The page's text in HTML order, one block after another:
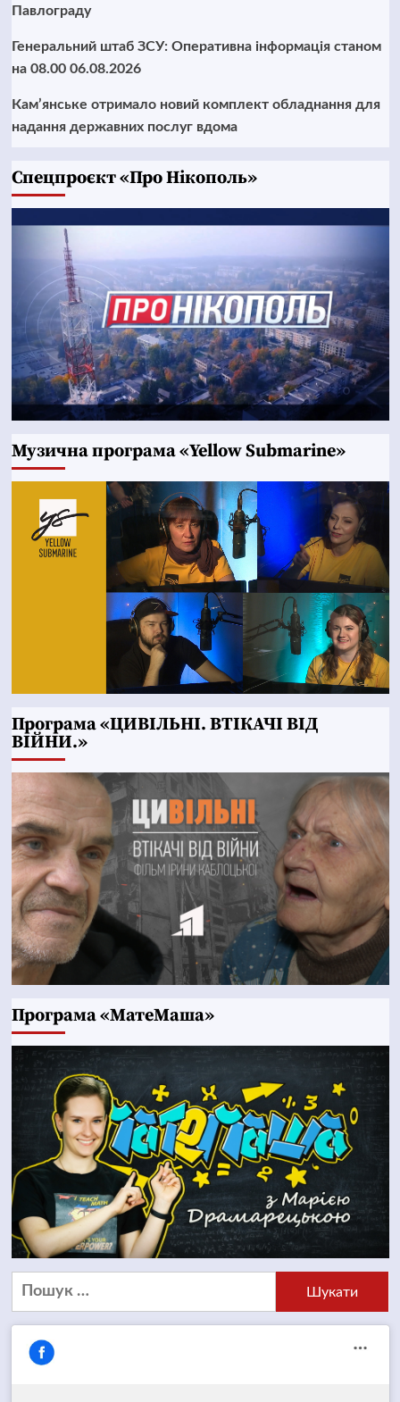
Павлограду
Генеральний штаб ЗСУ: Оперативна інформація станом
на 08.00 06.08.2026
Кам’янське отримало новий комплект обладнання для
надання державних послуг вдома
Cпецпроєкт «Про Нікополь»
Музична програма «Yellow Submarine»
Програма «ЦИВІЛЬНІ. ВТІКАЧІ ВІД
ВІЙНИ.»
Програма «МатеМаша»
Пошук: